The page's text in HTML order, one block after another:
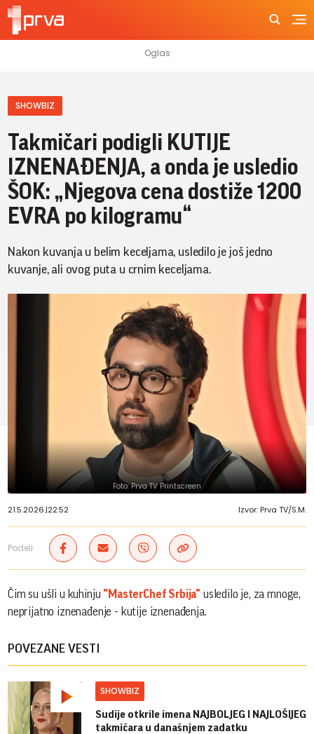
SHOWBIZ
Takmičari podigli KUTIJE
IZNENAĐENJA, a onda je usledio
ŠOK: „Njegova cena dostiže 1200
EVRA po kilogramu“
Nakon kuvanja u belim keceljama, usledilo je još jedno
kuvanje, ali ovog puta u crnim keceljama.
Foto: Prva TV Printscreen
21.5.2026.|22:52 Izvor: Prva TV/S.M.
Podeli:
Čim su ušli u kuhinju "MasterChef Srbija" usledilo je, za mnoge,
neprijatno iznenađenje - kutije iznenađenja.
POVEZANE VESTI
SHOWBIZ
Sudije otkrile imena NAJBOLJEG I NAJLOŠIJEG
takmičara u današnjem zadatku